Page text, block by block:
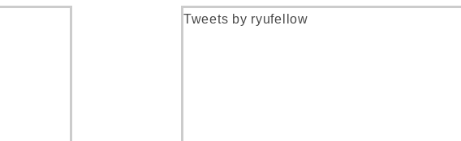
Tweets by ryufellow